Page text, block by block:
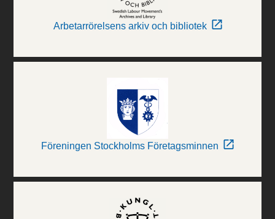
Arbetarrörelsens arkiv och bibliotek
Föreningen Stockholms Företagsminnen